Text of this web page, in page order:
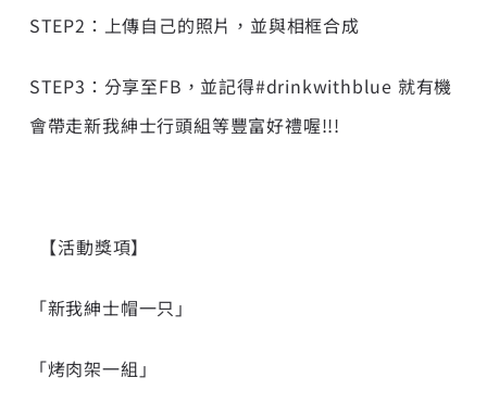
STEP2：上傳自己的照片，並與相框合成
STEP3：分享至FB，並記得#drinkwithblue 就有機
會帶走新我紳士行頭組等豐富好禮喔!!!
【活動獎項】
「新我紳士帽一只」
「烤肉架一組」